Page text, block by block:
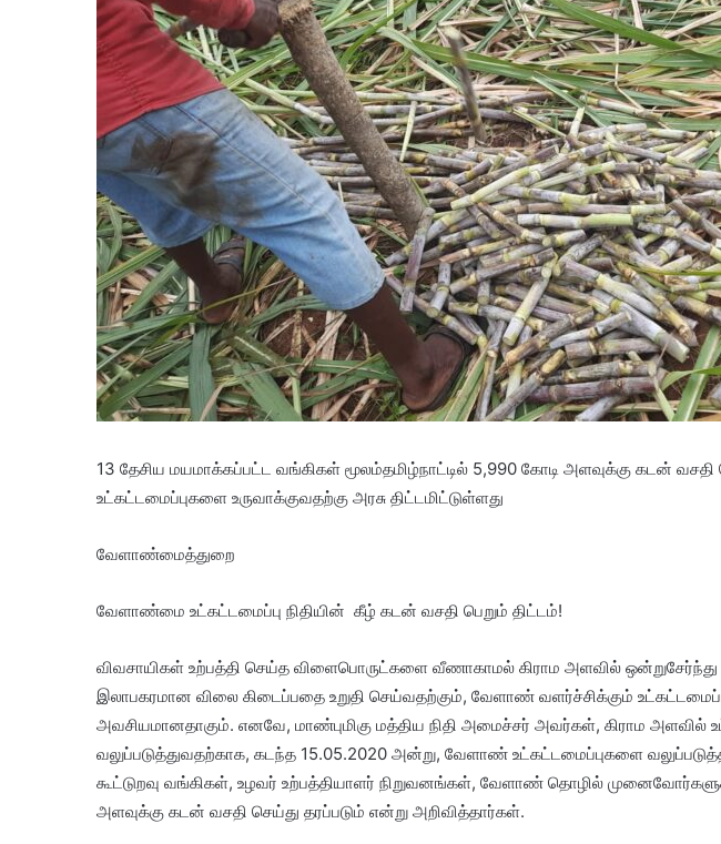
13 தேசிய மயமாக்கப்பட்ட வங்கிகள் மூலம்தமிழ்நாட்டில் 5,990 கோடி அளவுக்கு கடன்
உட்கட்டமைப்புகளை உருவாக்குவதற்கு அரசு திட்டமிட்டுள்ளது
வேளாண்மைத்துறை
வேளாண்மை உட்கட்டமைப்பு நிதியின் கீழ் கடன் வசதி பெறும் திட்டம்!
விவசாயிகள் உற்பத்தி செய்த விளைபொருட்களை வீணாகாமல் கிராம அளவில் ஒன்றுசேர்ந்து
இலாபகரமான விலை கிடைப்பதை உறுதி செய்வதற்கும், வேளாண் வளர்ச்சிக்கும்
அவசியமானதாகும். எனவே, மாண்புமிகு மத்திய நிதி அமைச்சர் அவர்கள், கிராம அளவில்
வலுப்படுத்துவதற்காக, கடந்த 15.05.2020 அன்று, வேளாண் உட்கட்டமைப்புகளை
கூட்டுறவு வங்கிகள், உழவர் உற்பத்தியாளர் நிறுவனங்கள், வேளாண் தொழில்
அளவுக்கு கடன் வசதி செய்து தரப்படும் என்று அறிவித்தார்கள்.